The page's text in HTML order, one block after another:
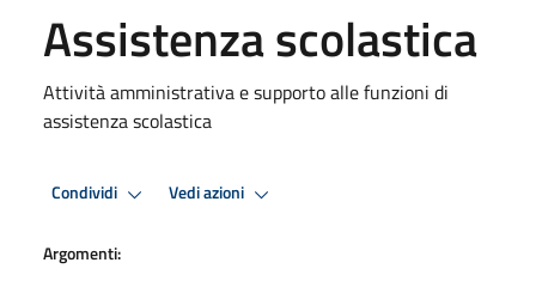
Assistenza scolastica
Attività amministrativa e supporto alle funzioni di
assistenza scolastica
Condividi Vedi azioni
Argomenti: